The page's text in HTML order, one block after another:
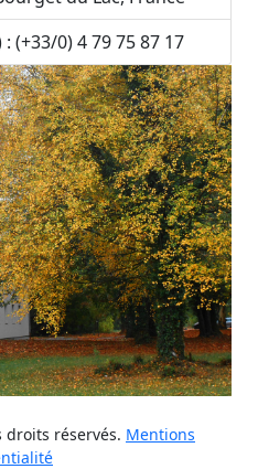
(+33/0) 4 79 75 87 17
droits réservés. Mentions